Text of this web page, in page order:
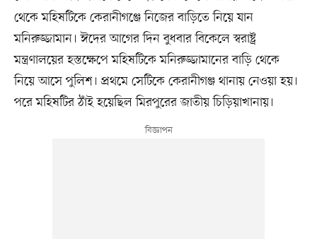
থেকে মহিষটিকে কেরানীগঞ্জে নিজের বাড়িতে নিয়ে যান
মনিরুজ্জামান। ঈদের আগের দিন বুধবার বিকেলে স্বরাষ্ট্র
মন্ত্রণালয়ের হস্তক্ষেপে মহিষটিকে মনিরুজ্জামানের বাড়ি থেকে
নিয়ে আসে পুলিশ। প্রথমে সেটিকে কেরানীগঞ্জ থানায় নেওয়া হয়।
পরে মহিষটির ঠাঁই হয়েছিল মিরপুরের জাতীয় চিড়িয়াখানায়।